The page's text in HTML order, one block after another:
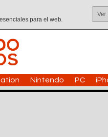
para el web.
Ver
Nintendo PC